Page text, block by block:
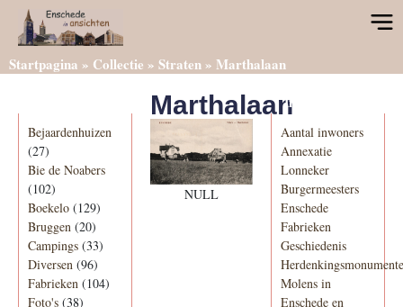
Startpagina » Collectie » Straten» Marthalaan
Bejaardenhuizen
(27)
Bie de Noabers
(102)
Boekelo (129)
Bruggen (20)
Campings (33)
Diversen (96)
Fabrieken (104)
Foto's (38)
Marthalaan
NULL
Informatie
Aantal inwoners
Annexatie
Lonneker
Burgermeesters
Enschede
Fabrieken
Geschiedenis
Molens in
Enschede en